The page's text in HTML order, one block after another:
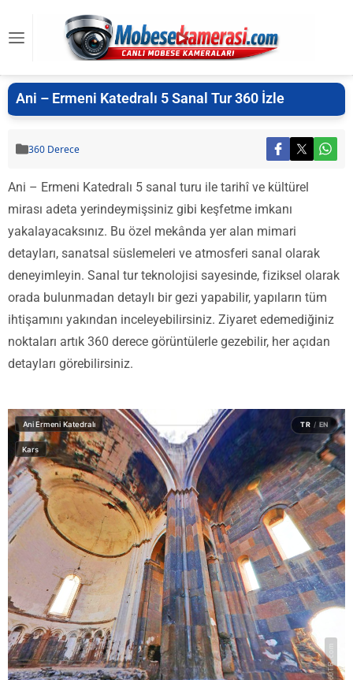
Ani – Ermeni Katedralı 5 Sanal Tur 360 İzle
360 Derece
Ani – Ermeni Katedralı 5 sanal turu ile tarihî ve kültürel
mirası adeta yerindeymişsiniz gibi keşfetme imkanı
yakalayacaksınız. Bu özel mekânda yer alan mimari
detayları, sanatsal süslemeleri ve atmosferi sanal olarak
deneyimleyin. Sanal tur teknolojisi sayesinde, fiziksel olarak
orada bulunmadan detaylı bir gezi yapabilir, yapıların tüm
ihtişamını yakından inceleyebilirsiniz. Ziyaret edemediğiniz
noktaları artık 360 derece görüntülerle gezebilir, her açıdan
detayları görebilirsiniz.